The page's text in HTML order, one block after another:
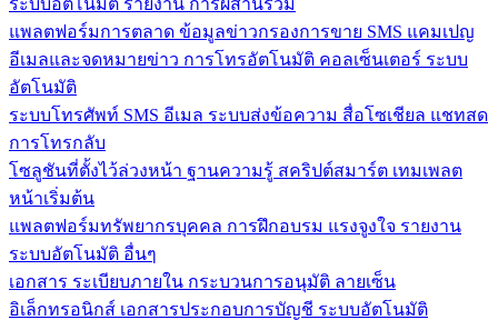
ระบบอัตโนมัติ รายงาน การผสานรวม
แพลตฟอร์มการตลาด ข้อมูลข่าวกรองการขาย SMS แคมเปญ
อีเมลและจดหมายข่าว การโทรอัตโนมัติ คอลเซ็นเตอร์ ระบบ
อัตโนมัติ
ระบบโทรศัพท์ SMS อีเมล ระบบส่งข้อความ สื่อโซเชียล แชทสด
การโทรกลับ
โซลูชันที่ตั้งไว้ล่วงหน้า ฐานความรู้ สคริปต์สมาร์ต เทมเพลต
หน้าเริ่มต้น
แพลตฟอร์มทรัพยากรบุคคล การฝึกอบรม แรงจูงใจ รายงาน
ระบบอัตโนมัติ อื่นๆ
เอกสาร ระเบียบภายใน กระบวนการอนุมัติ ลายเซ็น
อิเล็กทรอนิกส์ เอกสารประกอบการบัญชี ระบบอัตโนมัติ